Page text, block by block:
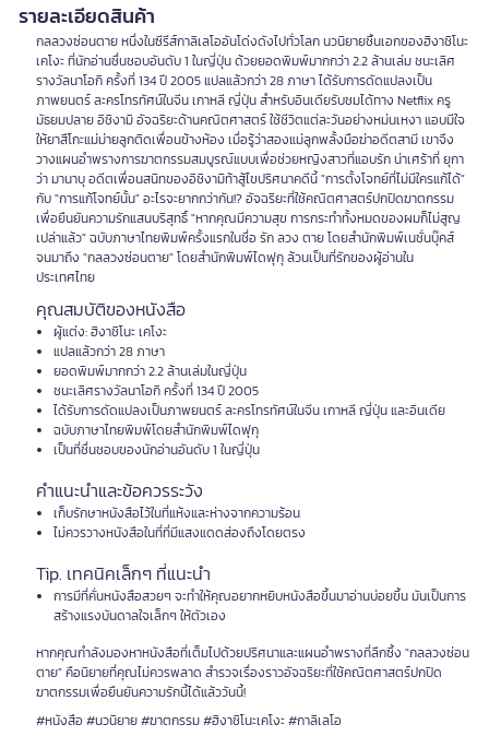
รายละเอียดสินค้า
กลลวงซ่อนตาย หนึ่งในซีรีส์กาลิเลโออันโด่งดังไปทั่วโลก นวนิยายชิ้นเอกของฮิงาชิโนะ
เคโงะ ที่นักอ่านชื่นชอบอันดับ 1 ในญี่ปุ่น ด้วยยอดพิมพ์มากกว่า 2.2 ล้านเล่ม ชนะเลิศ
รางวัลนาโอกิ ครั้งที่ 134 ปี 2005 แปลแล้วกว่า 28 ภาษา ได้รับการดัดแปลงเป็น
ภาพยนตร์ ละครโทรทัศน์ในจีน เกาหลี ญี่ปุ่น สำหรับอินเดียรับชมได้ทาง Netflix ครู
มัธยมปลาย อิชิงามิ อัจฉริยะด้านคณิตศาสตร์ ใช้ชีวิตแต่ละวันอย่างหม่นเหงา แอบมีใจ
ให้ยาสึโกะแม่ม่ายลูกติดเพื่อนข้างห้อง เมื่อรู้ว่าสองแม่ลูกพลั้งมือฆ่าอดีตสามี เขาจึง
วางแผนอำพรางการฆาตกรรมสมบูรณ์แบบเพื่อช่วยหญิงสาวที่แอบรัก น่าเศร้าที่ ยุกา
ว่า มานาบุ อดีตเพื่อนสนิทของอิชิงามิท้าสู้ไขปริศนาคดีนี้ "การตั้งโจทย์ที่ไม่มีใครแก้ได้"
กับ "การแก้โจทย์นั้น" อะไรจะยากกว่ากัน!? อัจฉริยะที่ใช้คณิตศาสตร์ปกปิดฆาตกรรม
เพื่อยืนยันความรักแสนบริสุทธิ์ "หากคุณมีความสุข การกระทำทั้งหมดของผมก็ไม่สูญ
เปล่าแล้ว" ฉบับภาษาไทยพิมพ์ครั้งแรกในชื่อ รัก ลวง ตาย โดยสำนักพิมพ์เนชั่นบุ๊คส์
จนมาถึง "กลลวงซ่อนตาย" โดยสำนักพิมพ์ไดฟุกุ ล้วนเป็นที่รักของผู้อ่านใน
ประเทศไทย
คุณสมบัติของหนังสือ
ผู้แต่ง: ฮิงาชิโนะ เคโงะ
แปลแล้วกว่า 28 ภาษา
ยอดพิมพ์มากกว่า 2.2 ล้านเล่มในญี่ปุ่น
ชนะเลิศรางวัลนาโอกิ ครั้งที่ 134 ปี 2005
ได้รับการดัดแปลงเป็นภาพยนตร์ ละครโทรทัศน์ในจีน เกาหลี ญี่ปุ่น และอินเดีย
ฉบับภาษาไทยพิมพ์โดยสำนักพิมพ์ไดฟุกุ
เป็นที่ชื่นชอบของนักอ่านอันดับ 1 ในญี่ปุ่น
คำแนะนำและข้อควรระวัง
เก็บรักษาหนังสือไว้ในที่แห้งและห่างจากความร้อน
ไม่ควรวางหนังสือในที่ที่มีแสงแดดส่องถึงโดยตรง
Tip. เทคนิคเล็กๆ ที่แนะนำ
การมีที่คั่นหนังสือสวยๆ จะทำให้คุณอยากหยิบหนังสือขึ้นมาอ่านบ่อยขึ้น มันเป็นการ
สร้างแรงบันดาลใจเล็กๆ ให้ตัวเอง
หากคุณกำลังมองหาหนังสือที่เต็มไปด้วยปริศนาและแผนอำพรางที่ลึกซึ้ง "กลลวงซ่อน
ตาย" คือนิยายที่คุณไม่ควรพลาด สำรวจเรื่องราวอัจฉริยะที่ใช้คณิตศาสตร์ปกปิด
ฆาตกรรมเพื่อยืนยันความรักนี้ได้แล้ววันนี้!
#หนังสือ #นวนิยาย #ฆาตกรรม #ฮิงาชิโนะเคโงะ #กาลิเลโอ